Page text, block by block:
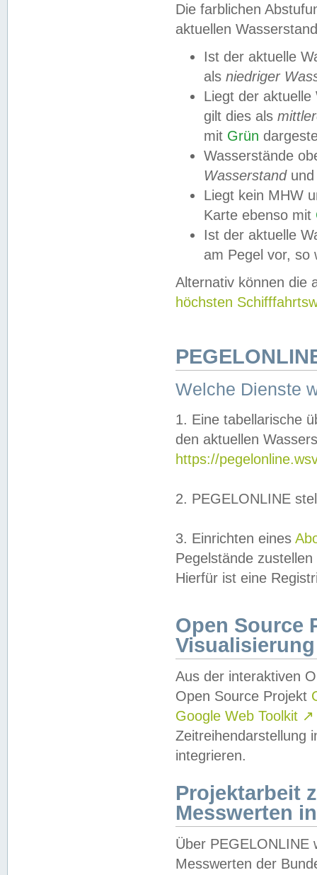
Die farblichen
aktuellen
Ist der aktuelle
als niedriger
Liegt der
gilt dies als
mit Grün
Wasserstände
Wasserstandund
Liegt kein MHW
Karte ebenso mit
Ist der aktuelle
am Pegel vor,
Alternativ können die
höchsten
Welche Dienste
1. Eine tabellarische
den aktuellen
https://
2. PEGELONLINE
3. Einrichten eines
Pegelstände
Hierfür ist eine
Open Source
Visualisierung
Aus der interaktiven
Open Source Projekt
Google Web Toolkit ↗
Zeitreihendarstellung
integrieren.
Projektarbeit
Messwerten
Über PEGELONLINE
Messwerten der